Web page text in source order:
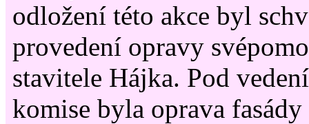
odložení této akce byl
provedení opravy
stavitele Hájka. Pod
komise byla oprava